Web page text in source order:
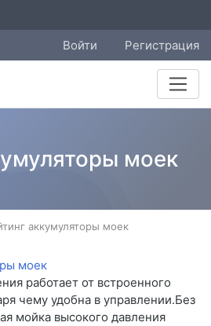
Войти Регистрация
моек
аккумуляторы моек
работает от встроенного
чему удобна в управлении.Без
мойка высокого давления